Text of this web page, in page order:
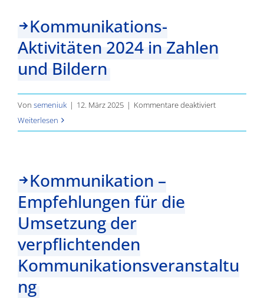
Kommunikations-
Aktivitäten 2024 in Zahlen
und Bildern
Von semeniuk | 12. März 2025 | Kommentare deaktiviertfür
Aktivitäten
Weiterlesen
Kommunikation –
Empfehlungen für die
Umsetzung der
verpflichtenden
Kommunikationsveranstaltu
ng